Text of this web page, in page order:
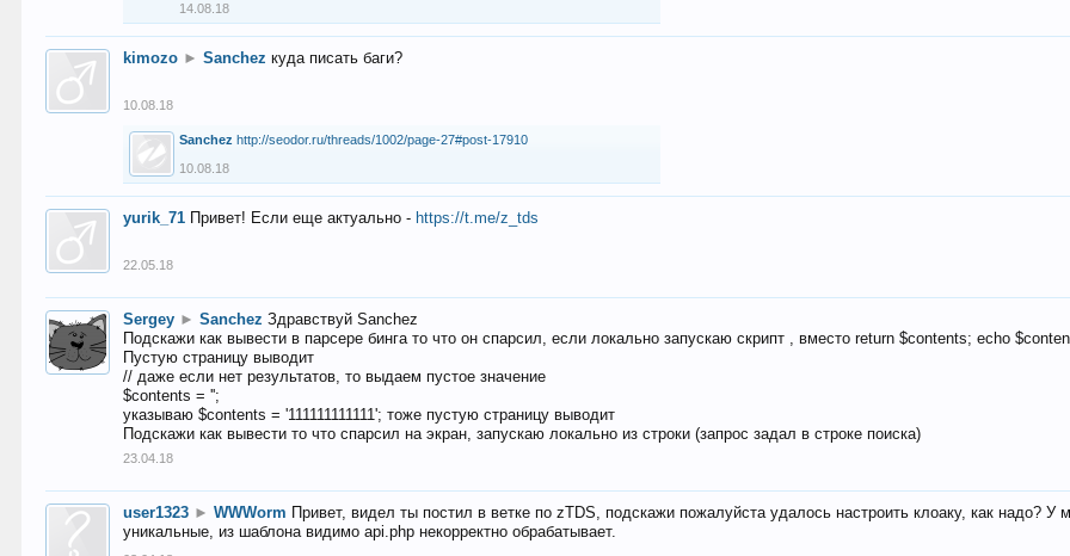
14.08.18
kimozo ► Sanchez куда писать баги?
10.08.18
Sanchez http://seodor.ru/threads/1002/page-27#post-17910
10.08.18
yurik_71 Привет! Если еще актуально - https://t.me/z_tds
22.05.18
Sergey ► Sanchez Здравствуй Sanchez
Подскажи как вывести в парсере бинга то что он спарсил, если локально запускаю скрипт , вместо return $contents; echo
Пустую страницу выводит
// даже если нет результатов, то выдаем пустое значение
$contents = '';
указываю $contents = '111111111111'; тоже пустую страницу выводит
Подскажи как вывести то что спарсил на экран, запускаю локально из строки (запрос задал в строке поиска)
23.04.18
user1323 ► WWWorm Привет, видел ты постил в ветке по zTDS, подскажи пожалуйста удалось настроить клоаку, как надо?
уникальные, из шаблона видимо api.php некорректно обрабатывает.